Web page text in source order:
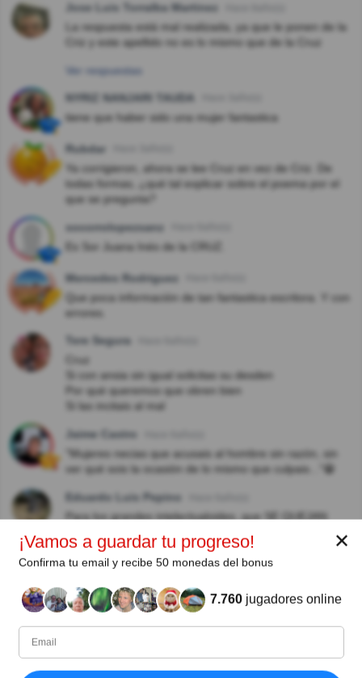
Jose Luis Torralba Martinez
La respuesta está mal realizada, ya que le ponen de la
Criz y este apellido no es lo mismo que de la Cruz
Ver respuestas
NYRIZ NANJARI TAUDA
tiene que haber sido una mujer fantastica
Rubdar
Ya corrigieron, ahora se lee Cruz en vez de Criz. De
todas formas, ¿qué tal explicar sobre el poema por el
que se pregunta?
socorrolopezsanz
Es Sor Juana Inés de la CRUZ.
Mercedes Rodriguez
Que poca información de tan fantastica escritora. Y con
errores.
Tere Segura
Cruz
Si con ansia sin igual solicitas su desden
Por qué queremos que obren bien
Si las incitais al mal
Jaime Castro
"Mujeres necias que acusais al hombre sin razón, sin
ver qué sois la ocasión de lo mismo que culpais..."😁
Eduardo Luis Pepino
Para los grandes intelectualoides, que SE QUEJAN
TANTO y no saben como puede ser que escriban mal,
les aviso que en el teclado, la "U" la "I" y la "O", estan
una al lado de la otra.
Armando Ricalde Moreno Hace 6año(s)
Se le llamaba Sor JUANA INES DE LA CRUZ no de la
Alicia Viviana Mullen Hace 7año(s)
✕
¡Vamos a guardar tu progreso!
Confirma tu email y recibe 50 monedas del bonus
7.760 jugadores online